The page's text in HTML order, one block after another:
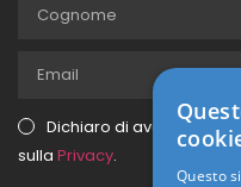
Dichiaro di aver letto e
sulla Privacy.
Questo